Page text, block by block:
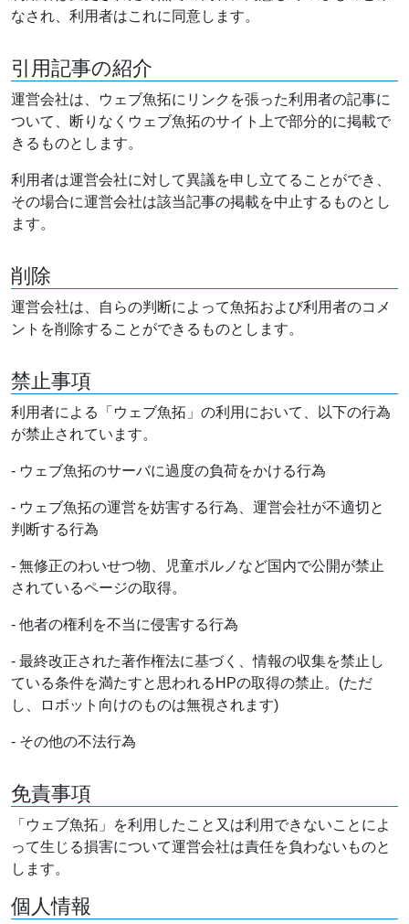
なされ、利用者はこれに同意します。
引用記事の紹介
運営会社は、ウェブ魚拓にリンクを張った利用者の記事に
ついて、断りなくウェブ魚拓のサイト上で部分的に掲載で
きるものとします。
利用者は運営会社に対して異議を申し立てることができ、
その場合に運営会社は該当記事の掲載を中止するものとし
ます。
削除
運営会社は、自らの判断によって魚拓および利用者のコメ
ントを削除することができるものとします。
禁止事項
利用者による「ウェブ魚拓」の利用において、以下の行為
が禁止されています。
- ウェブ魚拓のサーバに過度の負荷をかける行為
- ウェブ魚拓の運営を妨害する行為、運営会社が不適切と
判断する行為
- 無修正のわいせつ物、児童ポルノなど国内で公開が禁止
されているページの取得。
- 他者の権利を不当に侵害する行為
- 最終改正された著作権法に基づく、情報の収集を禁止し
ている条件を満たすと思われるHPの取得の禁止。(ただ
し、ロボット向けのものは無視されます)
- その他の不法行為
免責事項
「ウェブ魚拓」を利用したこと又は利用できないことによ
って生じる損害について運営会社は責任を負わないものと
します。
個人情報